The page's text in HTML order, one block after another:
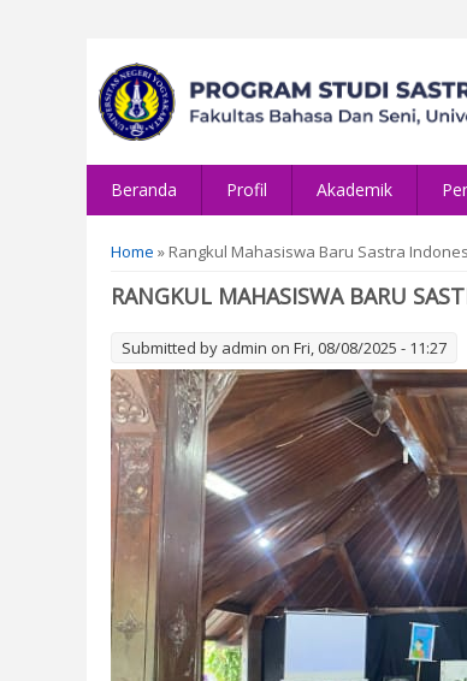
Beranda Profil Akademik
You are here
Home » Rangkul Mahasiswa Baru Sastra
RANGKUL MAHASISWA BARU
Submitted by admin on Fri, 08/08/2025 - 11:27